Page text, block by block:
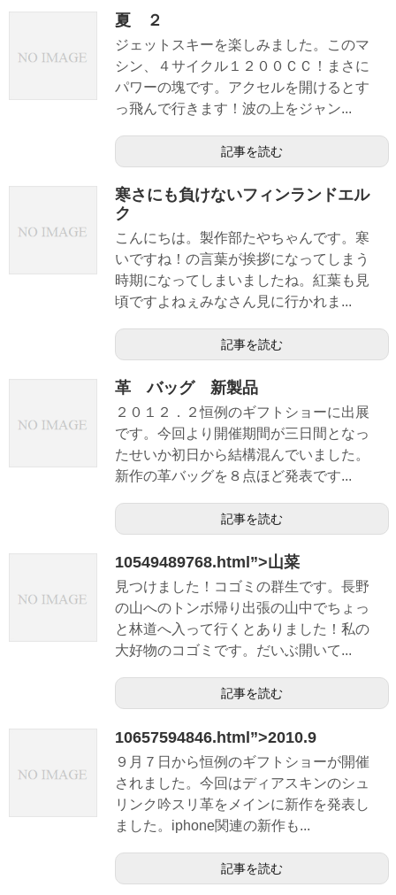
夏 ２
ジェットスキーを楽しみました。このマ
シン、４サイクル１２００ＣＣ！まさに
パワーの塊です。アクセルを開けるとす
っ飛んで行きます！波の上をジャン...
記事を読む
寒さにも負けないフィンランドエル
ク
こんにちは。製作部たやちゃんです。寒
いですね！の言葉が挨拶になってしまう
時期になってしまいましたね。紅葉も見
頃ですよねぇみなさん見に行かれま...
記事を読む
革 バッグ 新製品
２０１２．２恒例のギフトショーに出展
です。今回より開催期間が三日間となっ
たせいか初日から結構混んでいました。
新作の革バッグを８点ほど発表です...
記事を読む
10549489768.html”>山菜
見つけました！コゴミの群生です。長野
の山へのトンボ帰り出張の山中でちょっ
と林道へ入って行くとありました！私の
大好物のコゴミです。だいぶ開いて...
記事を読む
10657594846.html”>2010.9
９月７日から恒例のギフトショーが開催
されました。今回はディアスキンのシュ
リンク吟スリ革をメインに新作を発表し
ました。iphone関連の新作も...
記事を読む